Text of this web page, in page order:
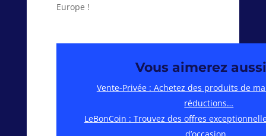
Europe !
Vous aimerez
Vente-Privée : Achetez des produits de
réductions…
LeBonCoin : Trouvez des offres
d’occasion…